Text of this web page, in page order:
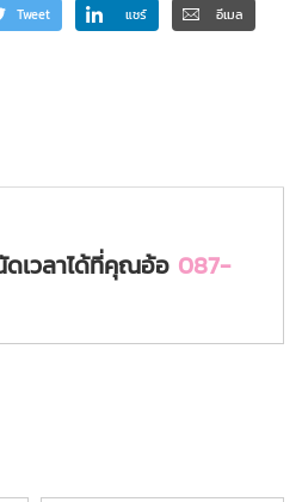
Tweet แชร์ อีเมล
ดเวลาได้ที่คุณอ้อ 087-